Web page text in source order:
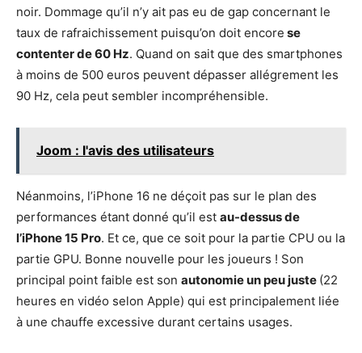
noir. Dommage qu’il n’y ait pas eu de gap concernant le
taux de rafraichissement puisqu’on doit encore se
contenter de 60 Hz. Quand on sait que des smartphones
à moins de 500 euros peuvent dépasser allégrement les
90 Hz, cela peut sembler incompréhensible.
Joom : l'avis des utilisateurs
Néanmoins, l’iPhone 16 ne déçoit pas sur le plan des
performances étant donné qu’il est au-dessus de
l’iPhone 15 Pro. Et ce, que ce soit pour la partie CPU ou la
partie GPU. Bonne nouvelle pour les joueurs ! Son
principal point faible est son autonomie un peu juste (22
heures en vidéo selon Apple) qui est principalement liée
à une chauffe excessive durant certains usages.